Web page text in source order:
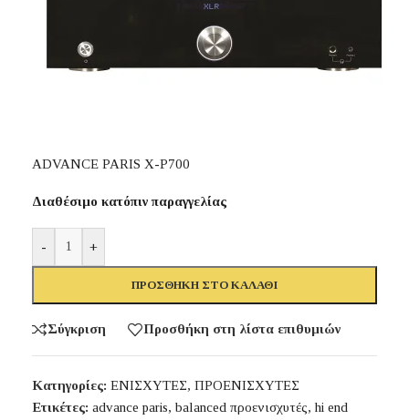
ADVANCE PARIS X-P700
Διαθέσιμο κατόπιν παραγγελίας
- +
ΠΡΟΣΘΉΚΗ ΣΤΟ ΚΑΛΆΘΙ
Σύγκριση Προσθήκη στη λίστα επιθυμιών
Κατηγορίες: ΕΝΙΣΧΥΤΕΣ, ΠΡΟΕΝΙΣΧΥΤΕΣ
Ετικέτες: advance paris, balanced προενισχυτές, hi end